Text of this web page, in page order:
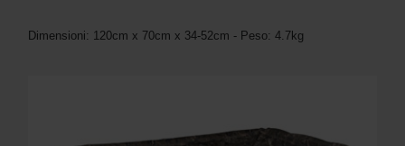
Dimensioni: 120cm x 70cm x 34-52cm - Peso: 4.7kg